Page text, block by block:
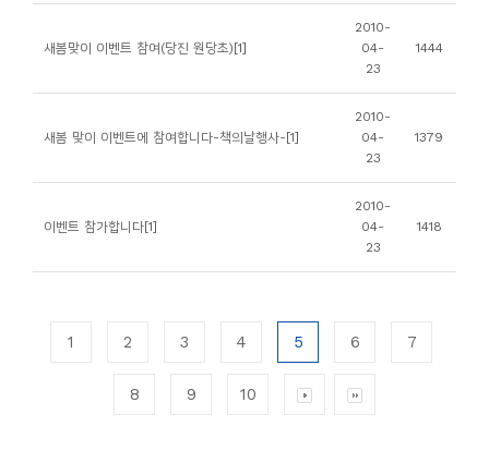
새봄맞이 이벤트 참여(당진 원당초)[1]
2010-
04-
23
1444
새봄 맞이 이벤트에 참여합니다-책의날행사-[1]
2010-
04-
23
1379
이벤트 참가합니다[1]
2010-
04-
23
1418
1 2 3 4 5 6 7
8 9 10